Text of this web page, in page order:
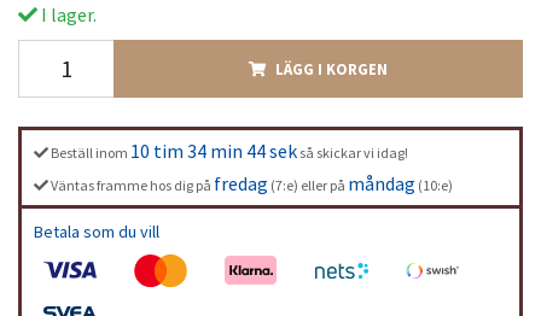
I lager.
LÄGG I KORGEN
Beställ inom 10 tim 34 min 44 sek så skickar vi idag!
Väntas framme hos dig på fredag (7:e) eller på måndag (10:e)
Betala som du vill